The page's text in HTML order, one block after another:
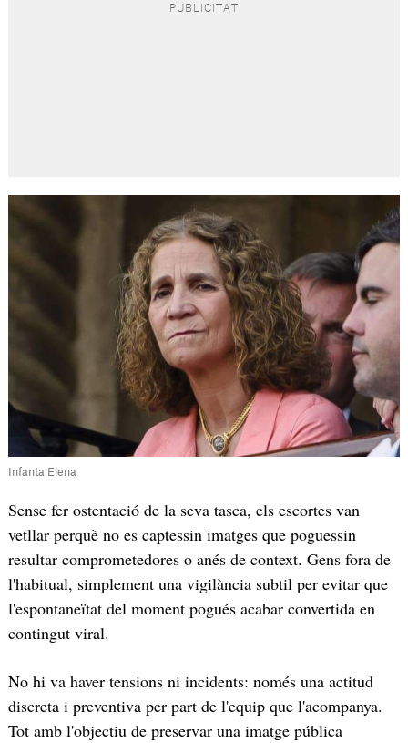
Infanta Elena
Sense fer ostentació de la seva tasca, els escortes van
vetllar perquè no es captessin imatges que poguessin
resultar comprometedores o anés de context. Gens fora de
l'habitual, simplement una vigilància subtil per evitar que
l'espontaneïtat del moment pogués acabar convertida en
contingut viral.
No hi va haver tensions ni incidents: només una actitud
discreta i preventiva per part de l'equip que l'acompanya.
Tot amb l'objectiu de preservar una imatge pública